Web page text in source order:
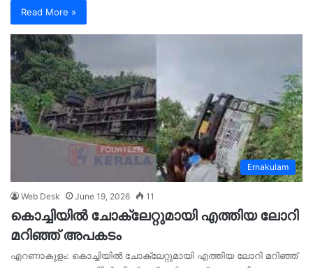
Read More »
Ernakulam
Web Desk June 19, 2026 11
കൊച്ചിയില്‍ ചോക്ലേറ്റുമായി എത്തിയ ലോറി
മറിഞ്ഞ് അപകടം
എറണാകുളം: കൊച്ചിയില്‍ ചോക്ലേറ്റുമായി എത്തിയ ലോറി മറിഞ്ഞ്